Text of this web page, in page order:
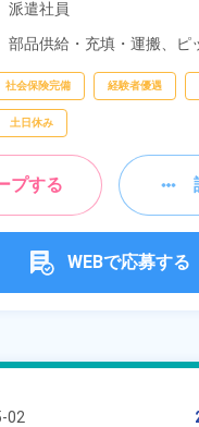
派遣社員
部品供給・充填・運搬、 ピ
社会保険完備 経験者優遇
土日休み
プする
WEBで応募する
02